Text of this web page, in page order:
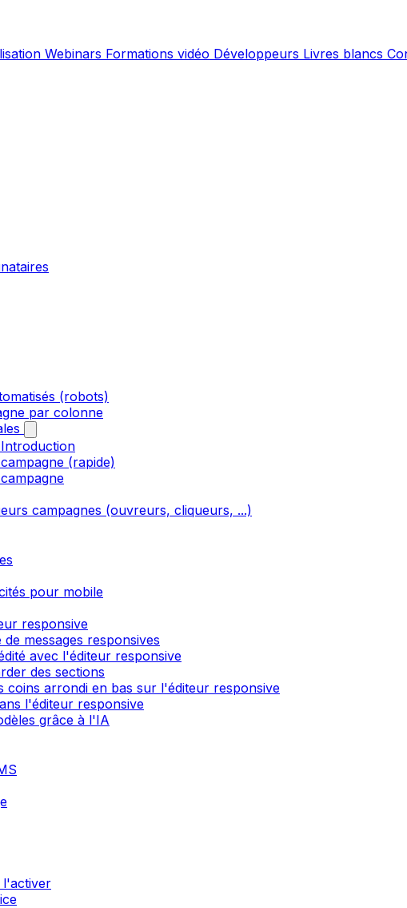
Webinars Formations vidéo Développeurs Livres blancs
(robots)
par colonne
(rapide)
campagnes (ouvreurs, cliqueurs, ...)
pour mobile
responsive
messages responsives
avec l'éditeur responsive
des sections
coins arrondi en bas sur l'éditeur responsive
l'éditeur responsive
grâce à l'IA
l'activer